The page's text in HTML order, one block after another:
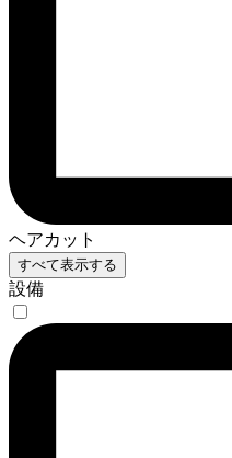
ヘアカット
すべて表示する
設備